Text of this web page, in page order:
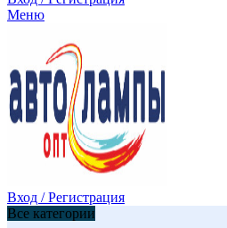
Меню
Вход / Регистрация
Все категории